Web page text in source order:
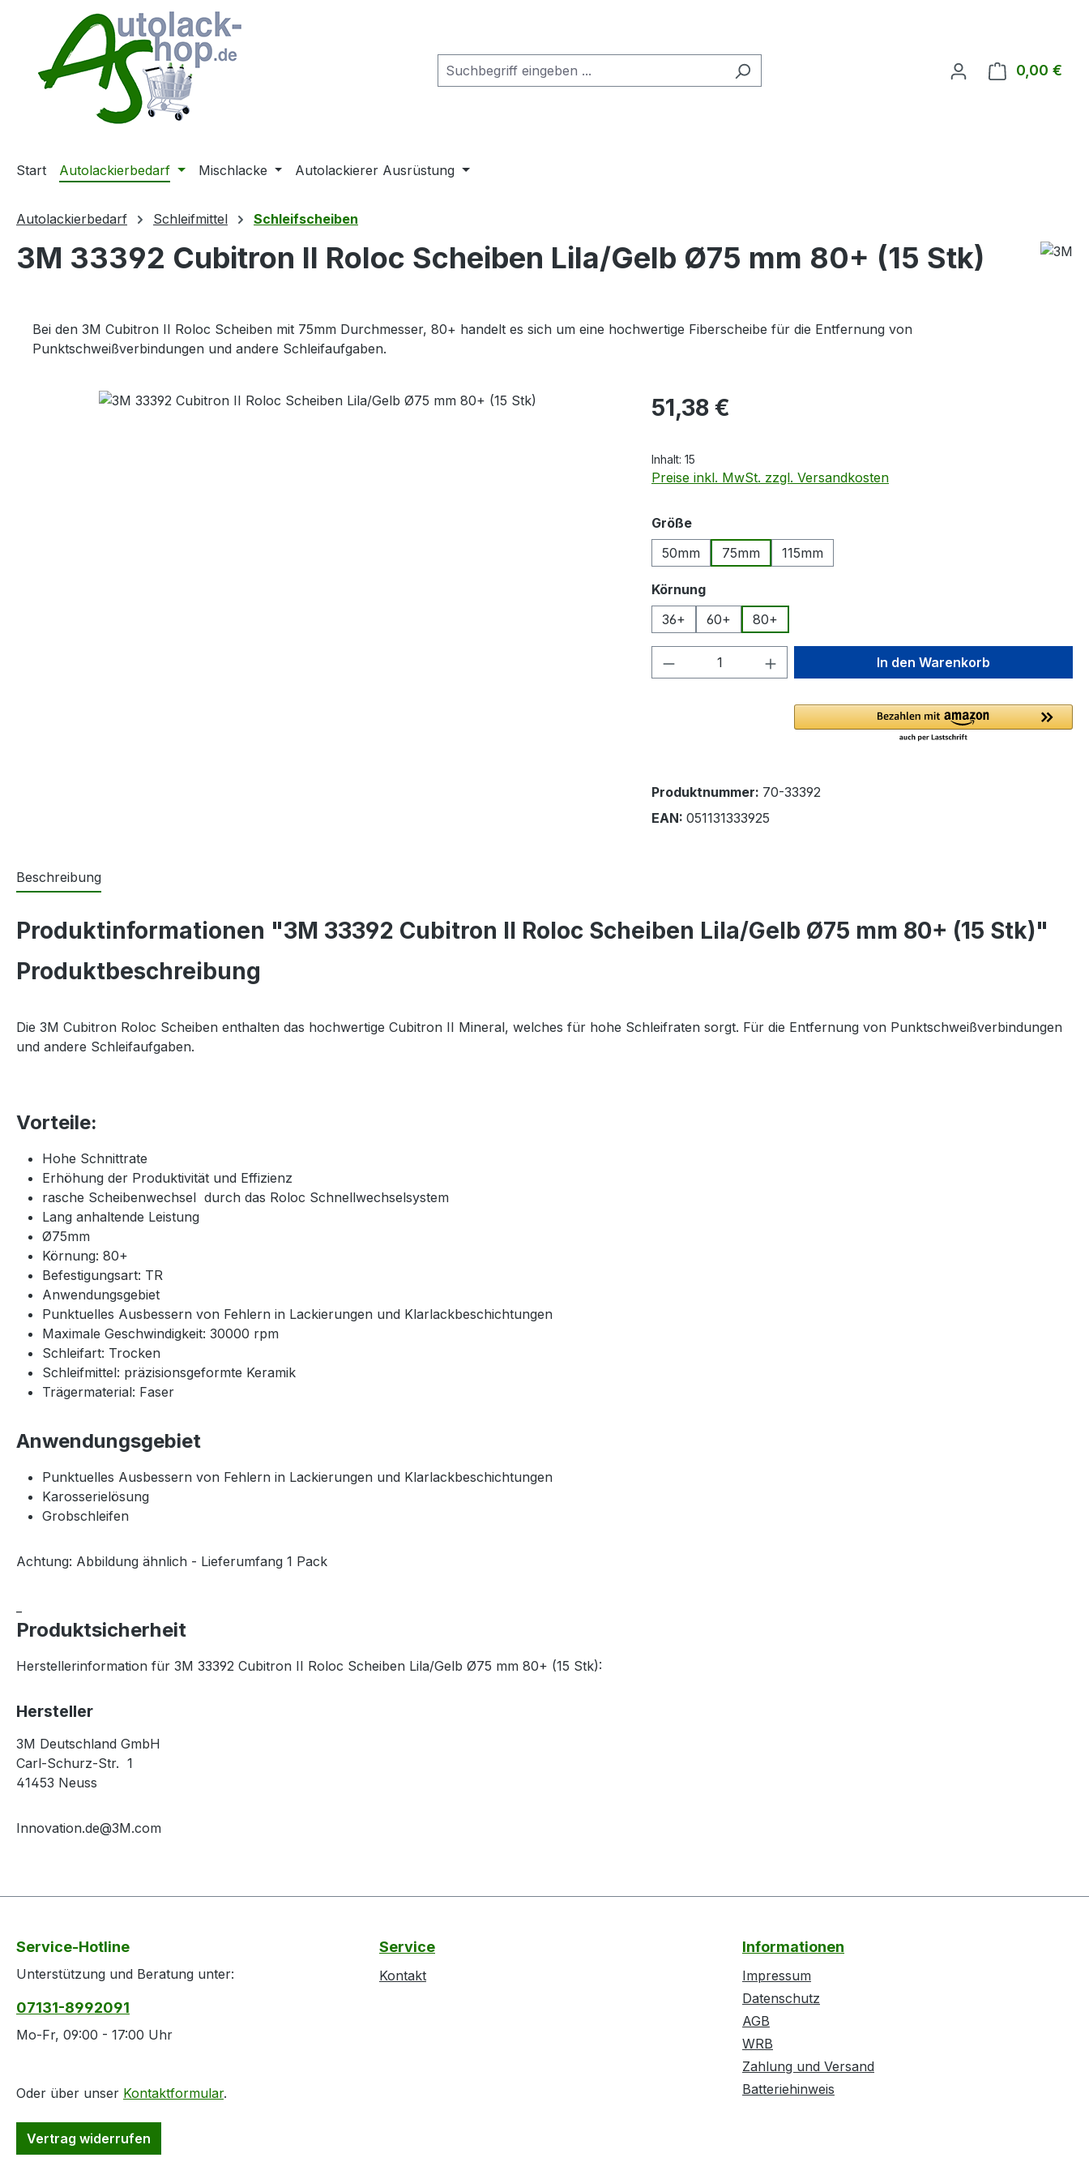
Hauptinhalt springen
Zur Suche springen
Zur Hauptnavigation springen
0,00 €
Start Autolackierbedarf Mischlacke Autolackierer Ausrüstung
Autolackierbedarf Schleifmittel Schleifscheiben
3M 33392 Cubitron II Roloc Scheiben Lila/Gelb Ø75 mm 80+ (15 Stk)
Bei den 3M Cubitron II Roloc Scheiben mit 75mm Durchmesser, 80+ handelt es sich um eine hochwertige Fiberscheibe für die Entfernung von
Punktschweißverbindungen und andere Schleifaufgaben.
Bildergalerie überspringen Regulärer Preis:
51,38 €
Inhalt: 15
Preise inkl. MwSt. zzgl. Versandkosten
Größeauswählen
50mm
75mm 115mm
Körnungauswählen
36+
60+ 80+
Produkt Anzahl: Gib den gewünschten Wert
In den Warenkorb
Produktnummer: 70-33392
EAN: 051131333925
Beschreibung
Produktinformationen "3M 33392 Cubitron II Roloc Scheiben Lila/Gelb Ø75 mm 80+ (15 Stk)"
Produktbeschreibung
Die 3M Cubitron Roloc Scheiben enthalten das hochwertige Cubitron II Mineral, welches für hohe Schleifraten sorgt. Für die Entfernung von Punktschweißverbindungen
und andere Schleifaufgaben.
Vorteile:
Hohe Schnittrate
Erhöhung der Produktivität und Effizienz
rasche Scheibenwechsel durch das Roloc Schnellwechselsystem
Lang anhaltende Leistung
Ø75mm
Körnung: 80+
Befestigungsart: TR
Anwendungsgebiet
Punktuelles Ausbessern von Fehlern in Lackierungen und Klarlackbeschichtungen
Maximale Geschwindigkeit: 30000 rpm
Schleifart: Trocken
Schleifmittel: präzisionsgeformte Keramik
Trägermaterial: Faser
Anwendungsgebiet
Punktuelles Ausbessern von Fehlern in Lackierungen und Klarlackbeschichtungen
Karosserielösung
Grobschleifen
Achtung: Abbildung ähnlich - Lieferumfang 1 Pack
Produktsicherheit
Herstellerinformation für 3M 33392 Cubitron II Roloc Scheiben Lila/Gelb Ø75 mm 80+ (15 Stk):
Hersteller
3M Deutschland GmbH
Carl-Schurz-Str. 1
41453 Neuss
Innovation.de@3M.com
Service-Hotline
Unterstützung und Beratung unter:
07131-8992091
Mo-Fr, 09:00 - 17:00 Uhr
Oder über unser Kontaktformular.
Vertrag widerrufen
Service
Kontakt
Informationen
Impressum
Datenschutz
AGB
WRB
Zahlung und Versand
Batteriehinweis